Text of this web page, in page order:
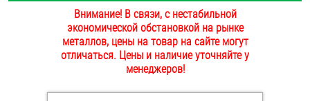
ОПЛАТА И ДОСТАВКА
НАШИ МАГАЗИНЫ
Внимание! В связи, с нестабильной
экономической обстановкой на рынке
металлов, цены на товар на сайте могут
отличаться. Цены и наличие уточняйте у
менеджеров!